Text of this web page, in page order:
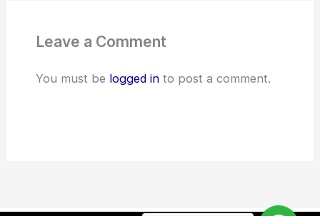
Leave a Comment
You must be logged into post a comment.